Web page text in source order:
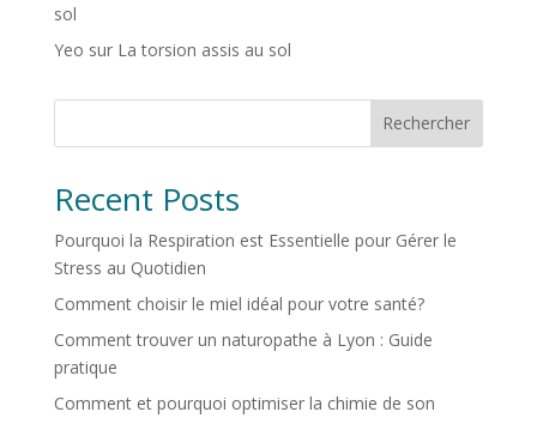
sol
Yeo sur La torsion assis au sol
Rechercher
Recent Posts
Pourquoi la Respiration est Essentielle pour Gérer le
Stress au Quotidien
Comment choisir le miel idéal pour votre santé?
Comment trouver un naturopathe à Lyon : Guide
pratique
Comment et pourquoi optimiser la chimie de son